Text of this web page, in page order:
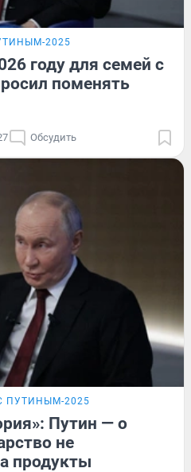
2025
году для семей с
поменять
Обсудить
ПУТИНЫМ-2025
Путин — о
не
продукты